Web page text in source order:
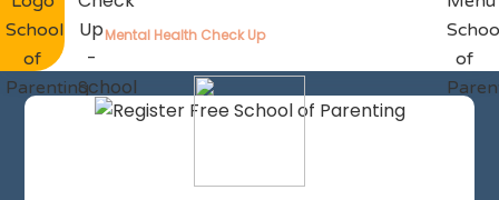
Mental Health Check Up